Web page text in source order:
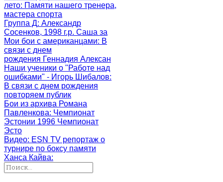
лето: Памяти нашего тренера,
мастера спорта
Группа Д: Александр
Сосенков, 1998 г.р. Саша за
Мои бои с американцами: В
связи с днем
рождения Геннадия Алексан
Наши ученики о "Работе над
ошибками" - Игорь Шибалов:
В связи с днем рождения
повторяем публик
Бои из архива Романа
Павленкова: Чемпионат
Эстонии 1996 Чемпионат
Эсто
Видео: ESN TV репортаж о
турнире по боксу памяти
Ханса Кайва: